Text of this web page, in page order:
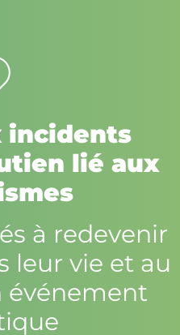
incidents
lié aux
à redevenir
leur vie et au
événement